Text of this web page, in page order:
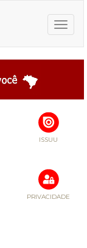
Toggle
ISSUU
PRIVACIDADE